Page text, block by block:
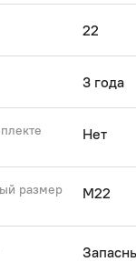
22
3 года
Нет
размер
M22